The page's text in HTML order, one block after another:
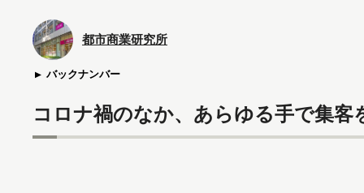
都市商業研究所
バックナンバー
コロナ禍のなか、あらゆる手で集客